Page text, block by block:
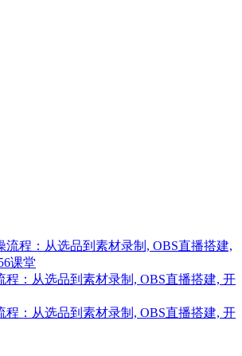
程：从选品到素材录制, OBS直播搭建, 开
程：从选品到素材录制, OBS直播搭建, 开